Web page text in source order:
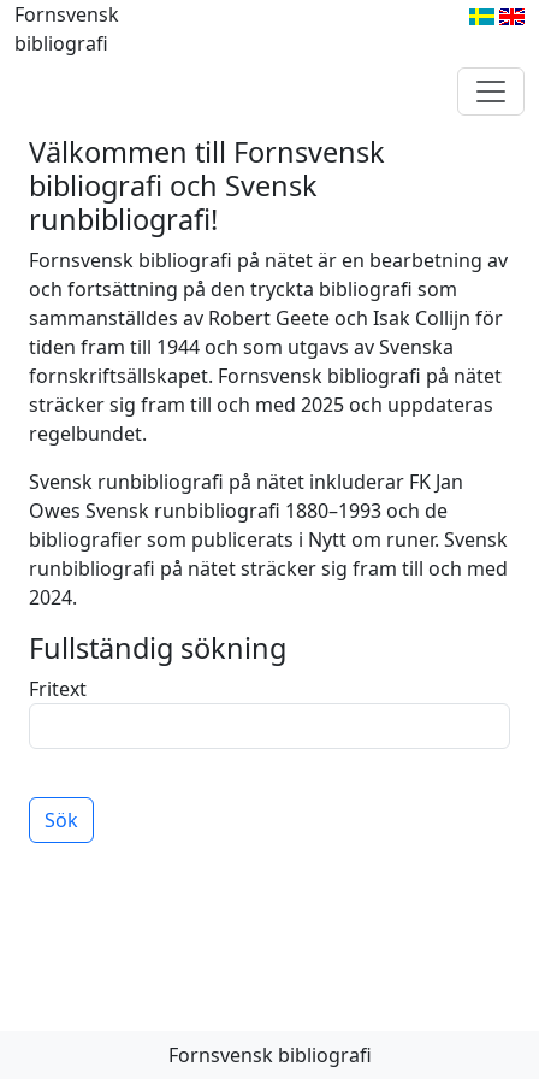
Fornsvensk
bibliografi
Välkommen till Fornsvensk
bibliografi och Svensk
runbibliografi!
Fornsvensk bibliografi på nätet är en bearbetning av
och fortsättning på den tryckta bibliografi som
sammanställdes av Robert Geete och Isak Collijn för
tiden fram till 1944 och som utgavs av Svenska
fornskriftsällskapet. Fornsvensk bibliografi på nätet
sträcker sig fram till och med 2025 och uppdateras
regelbundet.
Svensk runbibliografi på nätet inkluderar FK Jan
Owes Svensk runbibliografi 1880–1993 och de
bibliografier som publicerats i Nytt om runer. Svensk
runbibliografi på nätet sträcker sig fram till och med
2024.
Fullständig sökning
Fritext
Sök
Fornsvensk bibliografi